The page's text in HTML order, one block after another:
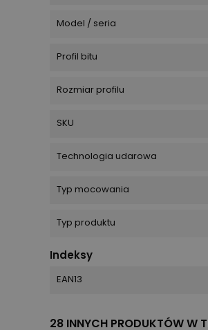
Model / seria
Profil bitu
Rozmiar profilu
SKU
Technologia udarowa
Typ mocowania
Typ produktu
Indeksy
EAN13
28 INNYCH PRODUKTÓW W